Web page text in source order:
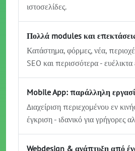
ιστοσελίδες.
Πολλά modules και
Κατάστημα, φόρμες, νέα,
SEO και περισσότερα -
Mobile App: παράλληλη
Διαχείριση περιεχομένου εν
έγκριση - ιδανικό για γρήγορες
Webdesign & ανάπτυξη από